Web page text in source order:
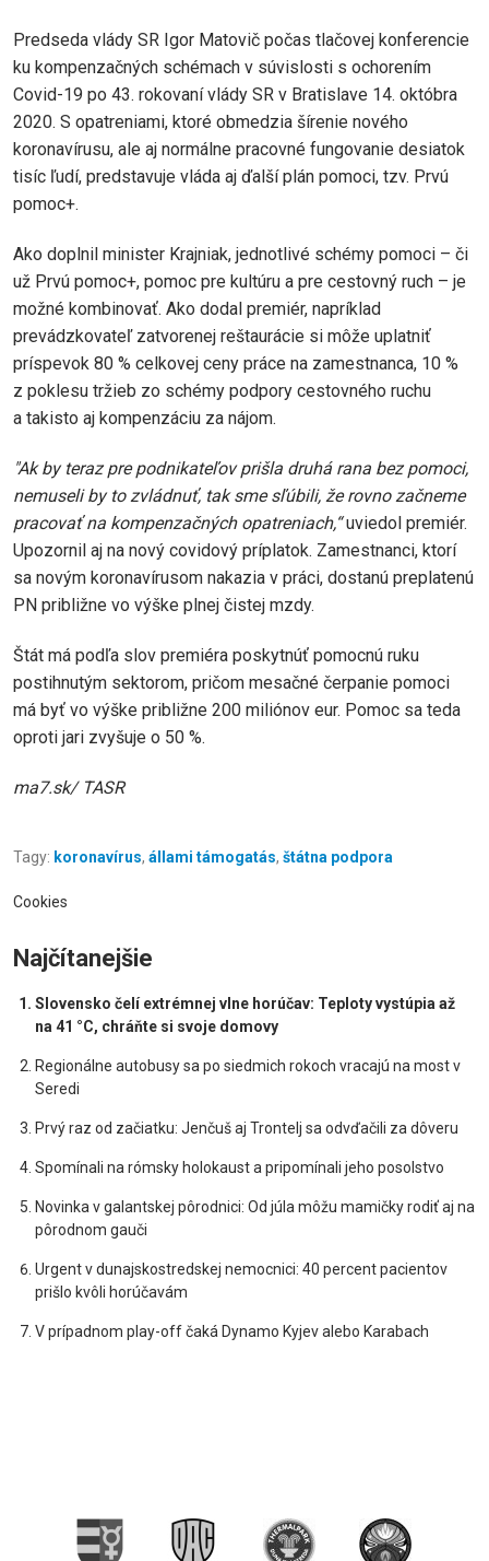
Predseda vlády SR Igor Matovič počas tlačovej konferencie
ku kompenzačných schémach v súvislosti s ochorením
Covid-19 po 43. rokovaní vlády SR v Bratislave 14. októbra
2020. S opatreniami, ktoré obmedzia šírenie nového
koronavírusu, ale aj normálne pracovné fungovanie desiatok
tisíc ľudí, predstavuje vláda aj ďalší plán pomoci, tzv. Prvú
pomoc+.
Ako doplnil minister Krajniak, jednotlivé schémy pomoci – či
už Prvú pomoc+, pomoc pre kultúru a pre cestovný ruch – je
možné kombinovať. Ako dodal premiér, napríklad
prevádzkovateľ zatvorenej reštaurácie si môže uplatniť
príspevok 80 % celkovej ceny práce na zamestnanca, 10 %
z poklesu tržieb zo schémy podpory cestovného ruchu
a takisto aj kompenzáciu za nájom.
"Ak by teraz pre podnikateľov prišla druhá rana bez pomoci,
nemuseli by to zvládnuť, tak sme sľúbili, že rovno začneme
pracovať na kompenzačných opatreniach,“uviedol premiér.
Upozornil aj na nový covidový príplatok. Zamestnanci, ktorí
sa novým koronavírusom nakazia v práci, dostanú preplatenú
PN približne vo výške plnej čistej mzdy.
Štát má podľa slov premiéra poskytnúť pomocnú ruku
postihnutým sektorom, pričom mesačné čerpanie pomoci
má byť vo výške približne 200 miliónov eur. Pomoc sa teda
oproti jari zvyšuje o 50 %.
ma7.sk/ TASR
Tagy: koronavírus, állami támogatás, štátna podpora
Cookies
Najčítanejšie
Slovensko čelí extrémnej vlne horúčav: Teploty vystúpia až
na 41 °C, chráňte si svoje domovy
Regionálne autobusy sa po siedmich rokoch vracajú na most v
Seredi
Prvý raz od začiatku: Jenčuš aj Trontelj sa odvďačili za dôveru
Spomínali na rómsky holokaust a pripomínali jeho posolstvo
Novinka v galantskej pôrodnici: Od júla môžu mamičky rodiť aj na
pôrodnom gauči
Urgent v dunajskostredskej nemocnici: 40 percent pacientov
prišlo kvôli horúčavám
V prípadnom play-off čaká Dynamo Kyjev alebo Karabach